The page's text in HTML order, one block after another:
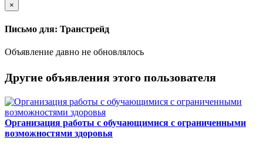
×
Письмо для: Транстрейд
Объявление давно не обновлялось
Другие объявления этого пользователя
Организация работы с обучающимися с ограниченными
возможностями здоровья